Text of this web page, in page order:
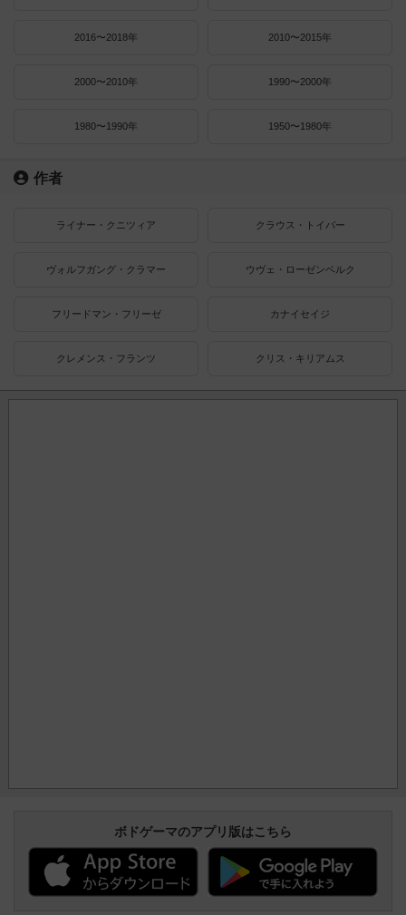
2016〜2018年 2010〜2015年
2000〜2010年 1990〜2000年
1980〜1990年 1950〜1980年
作者
ライナー・クニツィア クラウス・トイバー
ヴォルフガング・クラマー ウヴェ・ローゼンベルク
フリードマン・フリーゼ カナイセイジ
クレメンス・フランツ クリス・キリアムス
ボドゲーマのアプリ版はこちら